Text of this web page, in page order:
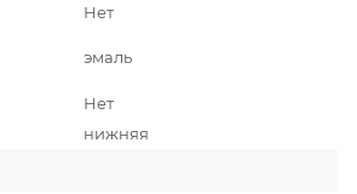
Нет
эмаль
Нет
нижняя